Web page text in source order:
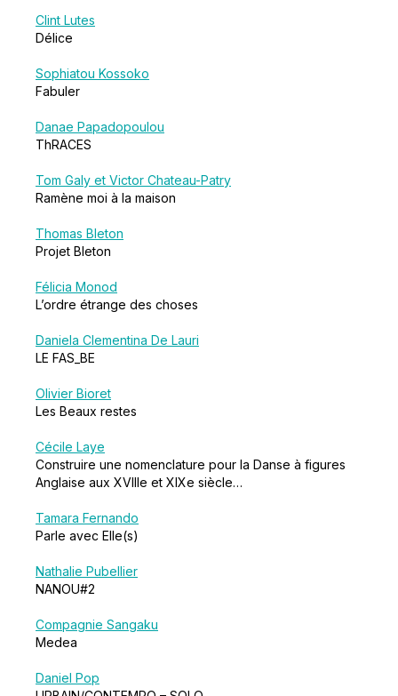
Clint Lutes
Délice
Sophiatou Kossoko
Fabuler
Danae Papadopoulou
ThRACES
Tom Galy et Victor Chateau-Patry
Ramène moi à la maison
Thomas Bleton
Projet Bleton
Félicia Monod
L’ordre étrange des choses
Daniela Clementina De Lauri
LE FAS_BE
Olivier Bioret
Les Beaux restes
Cécile Laye
Construire une nomenclature pour la Danse à figures
Anglaise aux XVIIIe et XIXe siècle…
Tamara Fernando
Parle avec Elle(s)
Nathalie Pubellier
NANOU#2
Compagnie Sangaku
Medea
Daniel Pop